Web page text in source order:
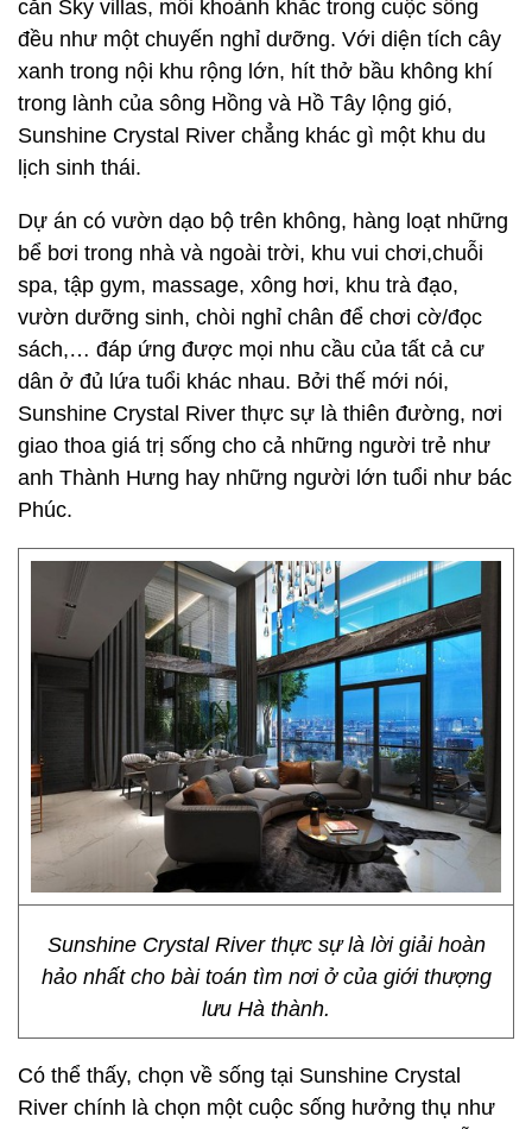
căn Sky villas, mỗi khoảnh khắc trong cuộc sống
đều như một chuyến nghỉ dưỡng. Với diện tích cây
xanh trong nội khu rộng lớn, hít thở bầu không khí
trong lành của sông Hồng và Hồ Tây lộng gió,
Sunshine Crystal River chẳng khác gì một khu du
lịch sinh thái.
Dự án có vườn dạo bộ trên không, hàng loạt những
bể bơi trong nhà và ngoài trời, khu vui chơi,chuỗi
spa, tập gym, massage, xông hơi, khu trà đạo,
vườn dưỡng sinh, chòi nghỉ chân để chơi cờ/đọc
sách,… đáp ứng được mọi nhu cầu của tất cả cư
dân ở đủ lứa tuổi khác nhau. Bởi thế mới nói,
Sunshine Crystal River thực sự là thiên đường, nơi
giao thoa giá trị sống cho cả những người trẻ như
anh Thành Hưng hay những người lớn tuổi như bác
Phúc.
Sunshine Crystal River thực sự là lời giải hoàn
hảo nhất cho bài toán tìm nơi ở của giới thượng
lưu Hà thành.
Có thể thấy, chọn về sống tại Sunshine Crystal
River chính là chọn một cuộc sống hưởng thụ như